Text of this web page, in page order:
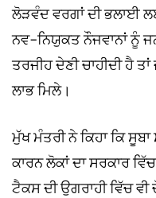
ਲੋੜਵੰਦ ਵਰਗਾਂ ਦੀ ਭਲਾਈ
ਨਵ-ਨਿਯੁਕਤ ਨੌਜਵਾਨਾਂ ਨੂੰ
ਤਰਜੀਹ ਦੇਣੀ ਚਾਹੀਦੀ ਹੈ
ਲਾਭ ਮਿਲੇ।
ਮੁੱਖ ਮੰਤਰੀ ਨੇ ਕਿਹਾ ਕਿ
ਕਾਰਨ ਲੋਕਾਂ ਦਾ ਸਰਕਾਰ
ਟੈਕਸ ਦੀ ਉਗਰਾਹੀ ਵਿੱਚ